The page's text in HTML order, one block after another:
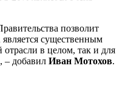
позволит
существенным
отрасли в целом, так и для
– добавил Иван Мотохов.